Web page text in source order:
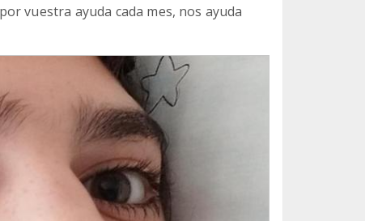
vuestra ayuda cada mes, nos ayuda